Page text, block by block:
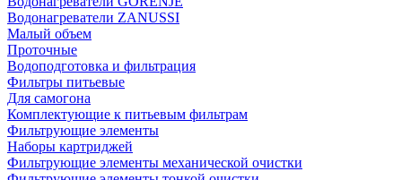
Водонагреватели ZANUSSI
Малый объем
Проточные
Водоподготовка и фильтрация
Фильтры питьевые
Для самогона
Комплектующие к питьевым фильтрам
Фильтрующие элементы
Наборы картриджей
Фильтрующие элементы механической очистки